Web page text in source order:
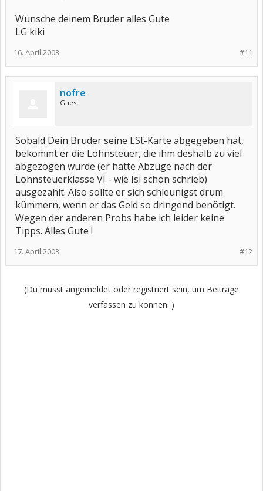
Wünsche deinem Bruder alles Gute
LG kiki
#11
16. April 2003
nofre
Guest
Sobald Dein Bruder seine LSt-Karte abgegeben hat,
bekommt er die Lohnsteuer, die ihm deshalb zu viel
abgezogen wurde (er hatte Abzüge nach der
Lohnsteuerklasse VI - wie Isi schon schrieb)
ausgezahlt. Also sollte er sich schleunigst drum
kümmern, wenn er das Geld so dringend benötigt.
Wegen der anderen Probs habe ich leider keine
Tipps. Alles Gute !
#12
17. April 2003
(Du musst angemeldet oder registriert sein, um Beiträge
verfassen zu können. )